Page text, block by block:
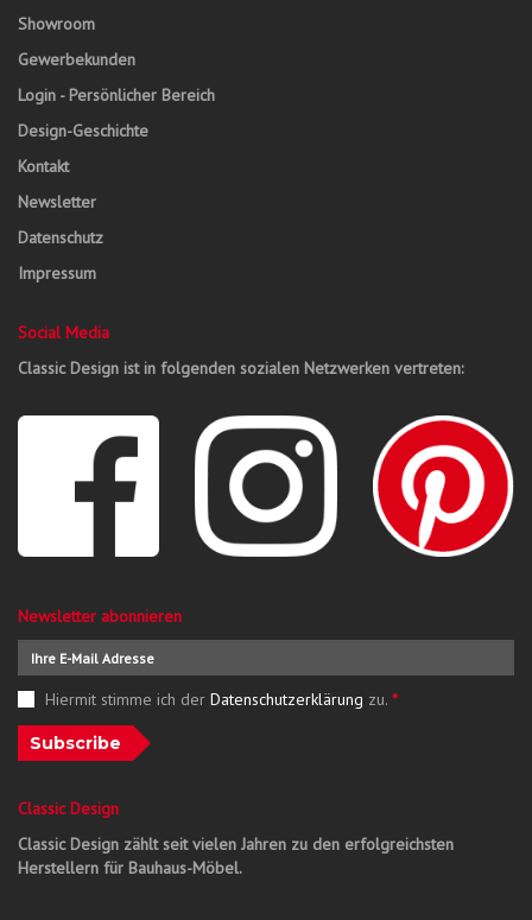
Showroom
Gewerbekunden
Login - Persönlicher Bereich
Design-Geschichte
Kontakt
Newsletter
Datenschutz
Impressum
Social Media
Classic Design ist in folgenden sozialen Netzwerken vertreten:
Newsletter abonnieren
Hiermit stimme ich der Datenschutzerklärung zu. *
Subscribe
Classic Design
Classic Design zählt seit vielen Jahren zu den erfolgreichsten
Herstellern für Bauhaus-Möbel.